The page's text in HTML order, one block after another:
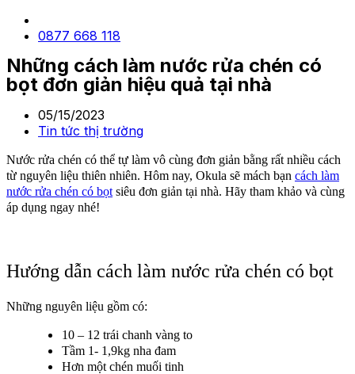
0877 668 118
Những cách làm nước rửa chén có
bọt đơn giản hiệu quả tại nhà
05/15/2023
Tin tức thị trường
Nước rửa chén có thể tự làm vô cùng đơn giản bằng rất nhiều cách
từ nguyên liệu thiên nhiên. Hôm nay, Okula sẽ mách bạn cách làm
nước rửa chén có bọt siêu đơn giản tại nhà. Hãy tham khảo và cùng
áp dụng ngay nhé!
Hướng dẫn cách làm nước rửa chén có bọt
Những nguyên liệu gồm có:
10 – 12 trái chanh vàng to
Tầm 1- 1,9kg nha đam
Hơn một chén muối tinh